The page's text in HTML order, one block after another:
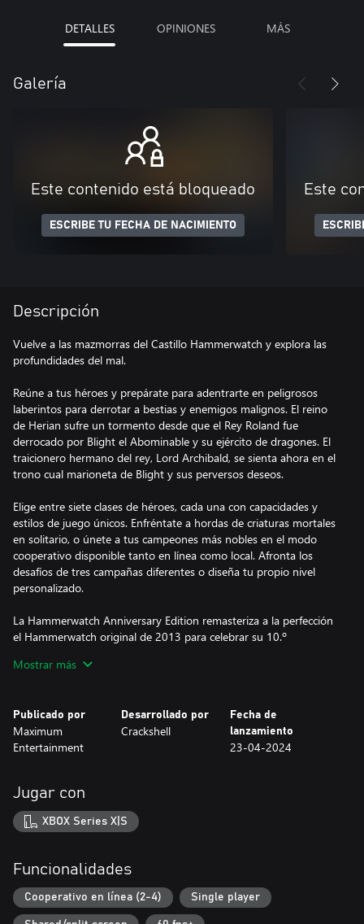
DETALLES OPINIONES MÁS
Galería
Este contenido está bloqueado
ESCRIBE TU FECHA DE NACIMIENTO
Este
Descripción
Vuelve a las mazmorras del Castillo Hammerwatch y explora las
profundidades del mal.
Reúne a tus héroes y prepárate para adentrarte en peligrosos
laberintos para derrotar a bestias y enemigos malignos. El reino
de Herian sufre un tormento desde que el Rey Roland fue
derrocado por Blight el Abominable y su ejército de dragones. El
traicionero hermano del rey, Lord Archibald, se sienta ahora en el
trono cual marioneta de Blight y sus perversos deseos.
Elige entre siete clases de héroes, cada una con capacidades y
estilos de juego únicos. Enfréntate a hordas de criaturas mortales
en solitario, o únete a tus campeones más nobles en el modo
cooperativo disponible tanto en línea como local. Afronta los
desafíos de tres campañas diferentes o diseña tu propio nivel
personalizado.
La Hammerwatch Anniversary Edition remasteriza a la perfección
el Hammerwatch original de 2013 para celebrar su 10.º
Embárcate en la nueva campaña Torre de Shaftlocke, además de
personajes rediseñadas con nuevos efectos, así como un sistema
de objetos totalmente nuevo, ¡y mucho más!
• Más para explorar - Vive una nueva campaña, Torre de
Shaftlocke, además de las campañas Castilllo Hammerwatch y
Templo del Sol.
• Gráficos actualizados: pixel art mejorado y clases de personajes
• Nuevo sistema de objetos - Amplía tu arsenal con un sistema
los objetos que encuentres o compres.
• Cambia el mundo - Mejor asistencia técnica para mods con
Mostrar más
Publicado por
Maximum
Entertainment
Desarrollado por
Crackshell
Fecha de
lanzamiento
23-04-2024
Jugar con
XBOX Series X|S
Funcionalidades
Cooperativo en línea (2-4) Single player